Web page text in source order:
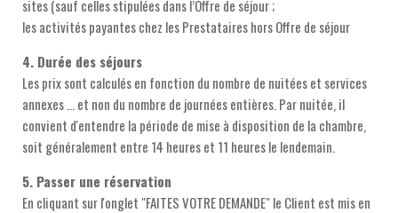
sites (sauf celles stipulées dans l’Offre de séjour ;
les activités payantes chez les Prestataires hors Offre de séjour
4. Durée des séjours
Les prix sont calculés en fonction du nombre de nuitées et services
annexes … et non du nombre de journées entières. Par nuitée, il
convient d'entendre la période de mise à disposition de la chambre,
soit généralement entre 14 heures et 11 heures le lendemain.
5. Passer une réservation
En cliquant sur l'onglet "FAITES VOTRE DEMANDE" le Client est mis en